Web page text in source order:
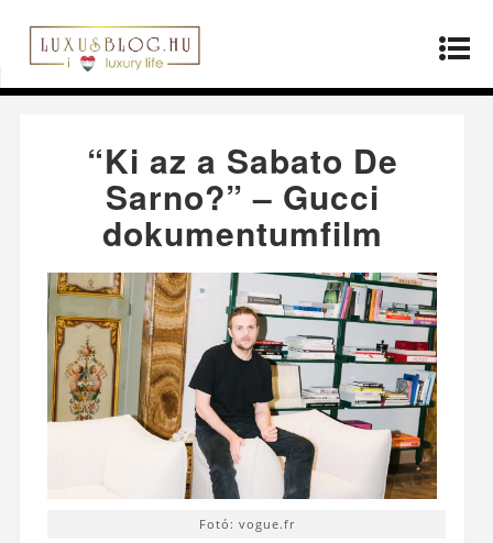
Kezdőlap»Divat»
“Ki az a Sabato De Sarno?” –
Gucci dokumentumfilm
“Ki az a Sabato De
Sarno?” – Gucci
dokumentumfilm
Fotó: vogue.fr